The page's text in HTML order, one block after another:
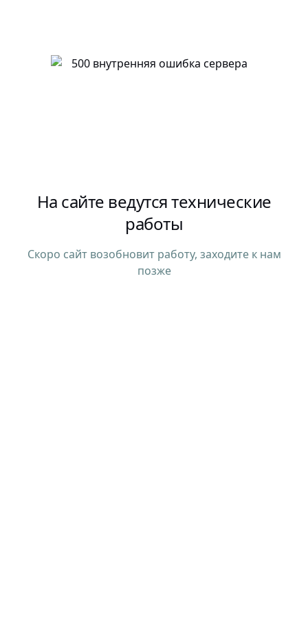
На сайте ведутся технические
работы
Скоро сайт возобновит работу, заходите к нам
позже